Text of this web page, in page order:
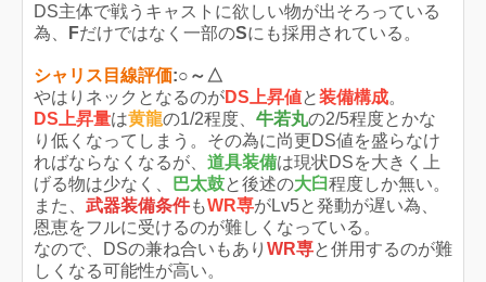
DS主体で戦うキャストに欲しい物が出そろっている
為、
Fだけではなく一部のSにも採用されている。
シャリス目線評価:○～△
やはりネックとなるのがDS上昇値と装備構成。
DS上昇量は黄龍の1/2程度、 牛若丸の2/5程度とかな
り低くなってしまう。その為に尚更DS値を盛らなけ
ればならなくなるが、 道具装備は現状DSを大きく上
げる物は少なく、
巴太鼓と後述の大臼程度しか無い。
また、 武器装備条件もWR専がLv5と発動が遅い為、
恩恵をフルに受けるのが難しくなっている。
なので、DSの兼ね合いもあり WR専と併用するのが難
しくなる可能性が高い。